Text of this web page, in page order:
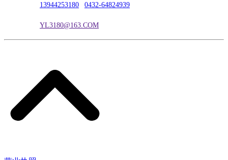
13944253180 0432-64824939
YL3180@163.COM